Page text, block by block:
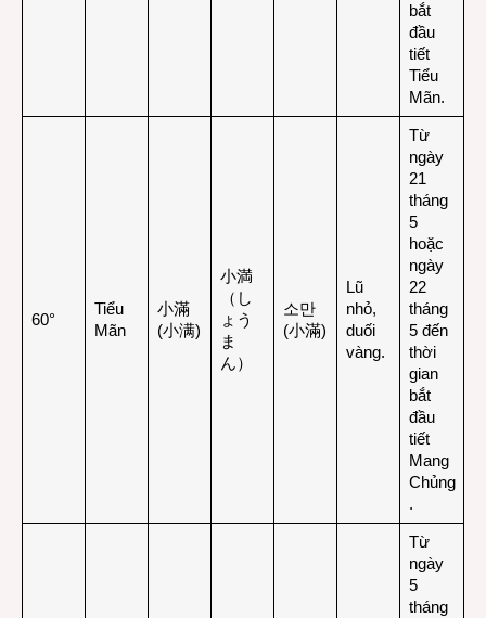
bắt
đầu
tiết
Tiểu
Mãn.
60°
Tiểu
Mãn
小滿
(小满)
小満
（し
ょう
ま
ん）
소만
(小滿)
Lũ
nhỏ,
duối
vàng.
Từ
ngày
21
tháng
5
hoặc
ngày
22
tháng
5 đến
thời
gian
bắt
đầu
tiết
Mang
Chủng
.
Từ
ngày
5
tháng